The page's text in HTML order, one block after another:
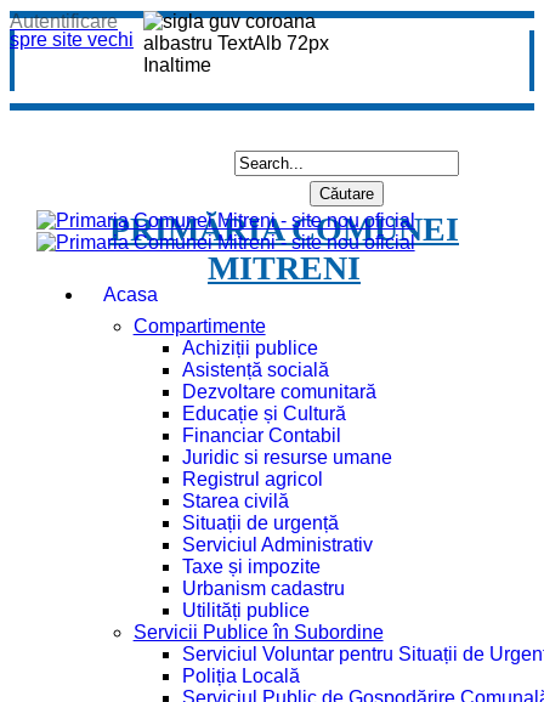
spre site vechi
Autentificare
PRIMĂRIA COMUNEI
MITRENI
Acasa
Compartimente
Achiziții publice
Asistență socială
Dezvoltare comunitară
Educație și Cultură
Financiar Contabil
Juridic si resurse umane
Registrul agricol
Starea civilă
Situații de urgență
Serviciul Administrativ
Taxe și impozite
Urbanism cadastru
Utilități publice
Servicii Publice în Subordine
Serviciul Voluntar pentru Situații de
Poliția Locală
Serviciul Public de Gospodărire